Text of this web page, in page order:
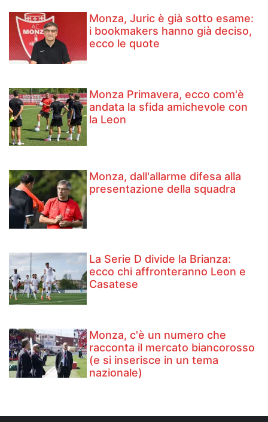
Monza, Juric è già sotto esame:
i bookmakers hanno già deciso,
ecco le quote
Monza Primavera, ecco com'è
andata la sfida amichevole con
la Leon
Monza, dall'allarme difesa alla
presentazione della squadra
La Serie D divide la Brianza:
ecco chi affronteranno Leon e
Casatese
Monza, c'è un numero che
racconta il mercato biancorosso
(e si inserisce in un tema
nazionale)